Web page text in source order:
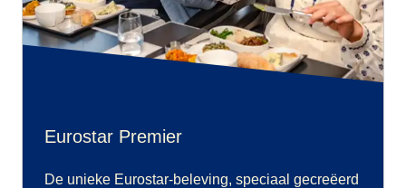
Eurostar Premier
De unieke Eurostar-beleving, speciaal gecreëerd